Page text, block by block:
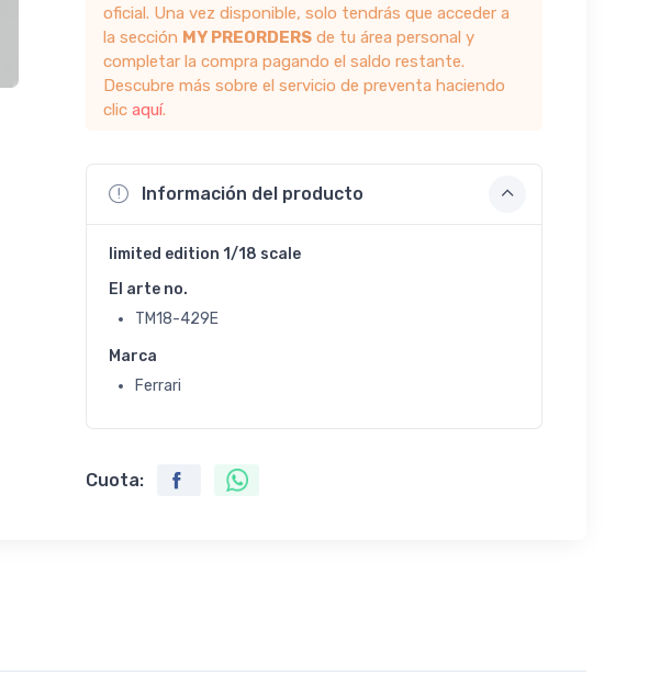
oficial. Una vez disponible, solo tendrás que acceder a
la sección MY PREORDERSde tu área personal y
completar la compra pagando el saldo restante.
Descubre más sobre el servicio de preventa haciendo
clic aquí.
Información del producto
limited edition 1/18 scale
El arte no.
TM18-429E
Marca
Ferrari
Cuota: